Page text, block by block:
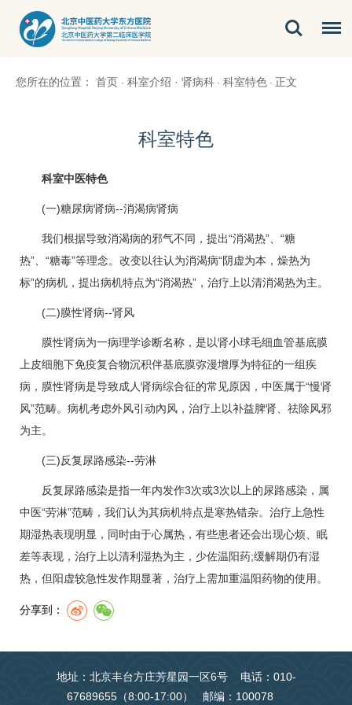
您所在的位置： 首页 · 科室介绍 · 肾病科 · 科室特色 · 正文
科室特色
科室中医特色
(一)糖尿病肾病--消渴病肾病
我们根据导致消渴病的邪气不同，提出“消渴热”、“糖
热”、“糖毒”等理念。改变以往认为消渴病“阴虚为本，燥热为
标”的病机，提出病机特点为“消渴热”，治疗上以清消渴热为主。
(二)膜性肾病--肾风
膜性肾病为一病理学诊断名称，是以肾小球毛细血管基底膜
上皮细胞下免疫复合物沉积伴基底膜弥漫增厚为特征的一组疾
病，膜性肾病是导致成人肾病综合征的常见原因，中医属于“慢肾
风”范畴。病机考虑外风引动內风，治疗上以补益脾肾、祛除风邪
为主。
(三)反复尿路感染--劳淋
反复尿路感染是指一年内发作3次或3次以上的尿路感染，属
中医“劳淋”范畴，我们认为其病机特点是寒热错杂。治疗上急性
期湿热表现明显，同时由于心属热，有些患者还会出现心烦、眠
差等表现，治疗上以清利湿热为主，少佐温阳药;缓解期仍有湿
热，但阳虚较急性发作期显著，治疗上需加重温阳药物的使用。
分享到：
地址：北京丰台方庄芳星园一区6号 电话：010-
67689655（8:00-17:00） 邮编：100078